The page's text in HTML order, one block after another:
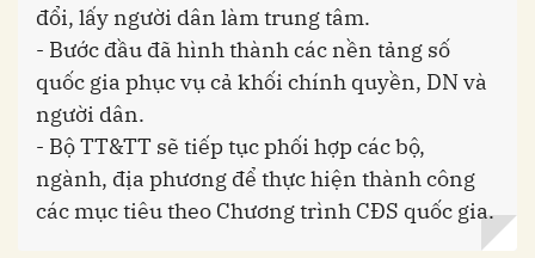
đổi, lấy người dân làm trung tâm.
- Bước đầu đã hình thành các nền tảng số
quốc gia phục vụ cả khối chính quyền, DN và
người dân.
- Bộ TT&TT sẽ tiếp tục phối hợp các bộ,
ngành, địa phương để thực hiện thành công
các mục tiêu theo Chương trình CĐS quốc gia.